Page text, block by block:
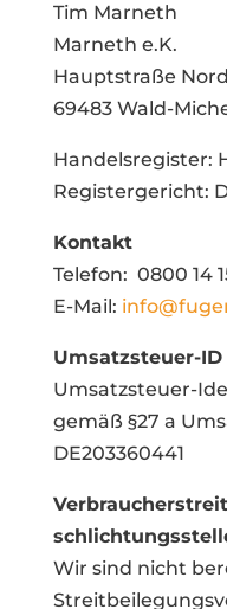
Tim Marneth
Marneth e.K.
Hauptstraße Nord
69483 Wald-
Handelsregister:
Registergericht:
Kontakt
Telefon: 0800 14
E-Mail:
Umsatzsteuer-ID
Umsatzsteuer-
gemäß §27 a
DE203360441
Wir sind nicht